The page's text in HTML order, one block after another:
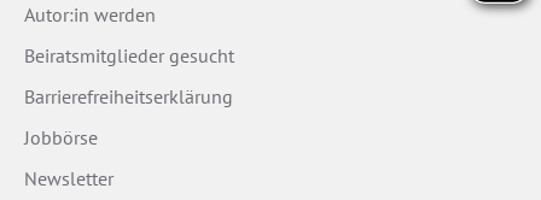
Autor:in werden
Beiratsmitglieder gesucht
Barrierefreiheitserklärung
Jobbörse
Newsletter